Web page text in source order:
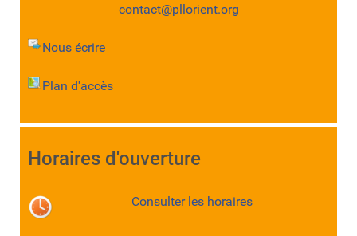
contact@pllorient.org
Nous écrire
Plan d'accès
Horaires d'ouverture
Consulter les horaires